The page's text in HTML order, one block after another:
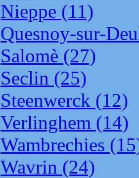
Nieppe (11)
Quesnoy-sur-
Salomè (27)
Seclin (25)
Steenwerck (12)
Verlinghem (14)
Wambrechies
Wavrin (24)